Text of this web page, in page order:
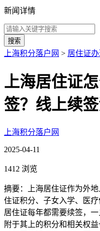
新闻详情
搜索
上海积分落户网 > 居住证
上海居住证
签？线上续
上海积分落户网
2025-04-11
1412 浏览
摘要：上海居住证作为外
住证积分、子女入学、医
居住证每年都需要续签，
附于其上的积分和相关权